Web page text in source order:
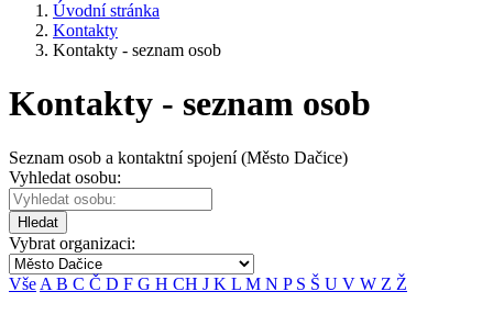
Úvodní stránka
Kontakty
Kontakty - seznam osob
Kontakty - seznam osob
Seznam osob a kontaktní spojení (Město Dačice)
Vyhledat osobu:
Hledat
Vybrat organizaci:
Vše A B C Č D F G H CH J K L M N P S Š U V W Z Ž